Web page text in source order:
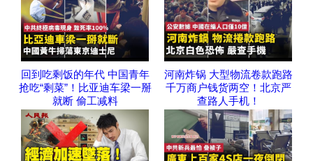
回到吃剩饭的年代 中国青年
抢吃“剩菜”！比亚迪车梁一掰
就断 偷工减料
河南炸锅 大型物流卷款跑路
千万商户钱货两空！北京严
查路人手机！